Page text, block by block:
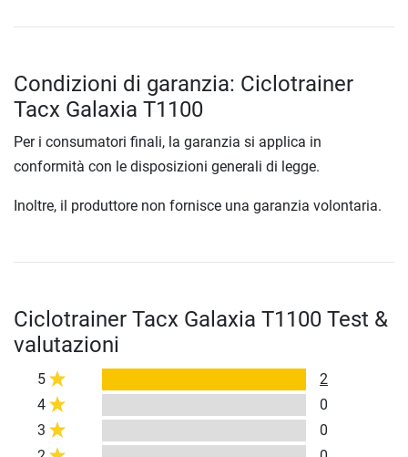
Condizioni di garanzia: Ciclotrainer
Tacx Galaxia T1100
Per i consumatori finali, la garanzia si applica in
conformità con le disposizioni generali di legge.
Inoltre, il produttore non fornisce una garanzia volontaria.
Ciclotrainer Tacx Galaxia T1100 Test &
valutazioni
5
2
4
0
3
0